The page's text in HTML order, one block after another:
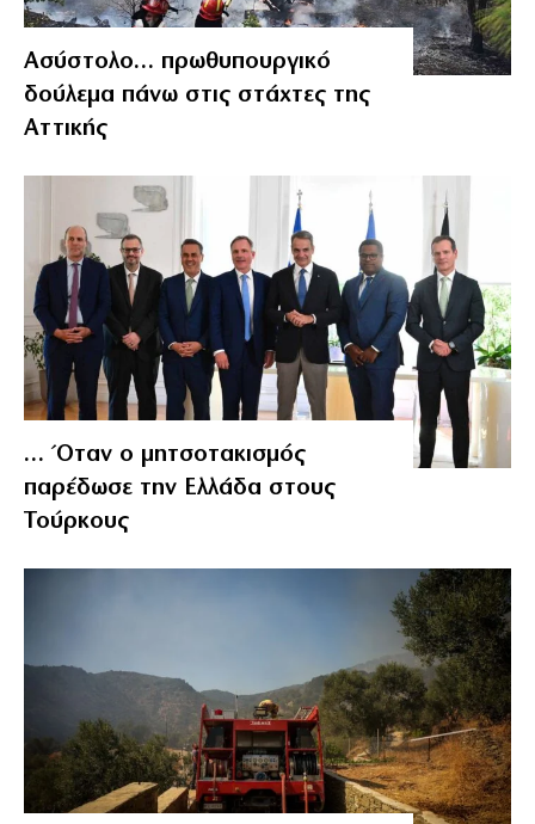
Ασύστολο… πρωθυπουργικό
δούλεμα πάνω στις στάχτες της
Αττικής
… Όταν ο μητσοτακισμός
παρέδωσε την Ελλάδα στους
Τούρκους